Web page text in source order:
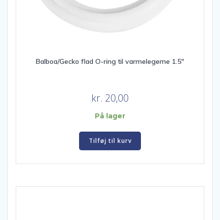
Balboa/Gecko flad O-ring til varmelegeme 1.5″
kr. 20,00
På lager
Tilføj til kurv